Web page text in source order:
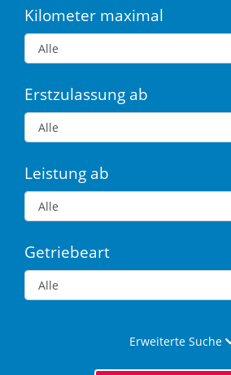
Kilometer maximal
Erstzulassung ab
Leistung ab
Getriebeart
Erweiterte Suche